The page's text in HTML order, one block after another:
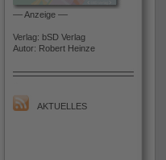
–– Anzeige ––
Verlag: bSD Verlag
Autor: Robert Heinze
AKTUELLES